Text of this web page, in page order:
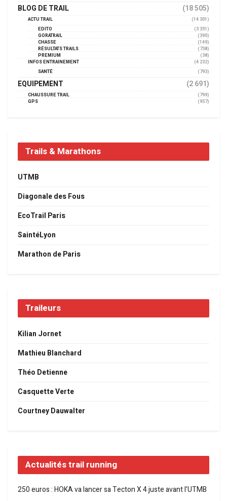
BLOG DE TRAIL (18 505)
ACTU TRAIL
(14 301)
EDITO
(3 351)
GORATRAIL
(390)
CHASSE
(149)
RÉSULTATS TRAILS
(738)
PREMIUM
(38)
INFOS ENTRAINEMENT
(4 232)
SANTÉ
(793)
EQUIPEMENT (2 691)
CHAUSSURE TRAIL
(799)
GPS
(957)
Trails & Marathons
UTMB
Diagonale des Fous
EcoTrail Paris
SaintéLyon
Marathon de Paris
Traileurs
Kilian Jornet
Mathieu Blanchard
Théo Detienne
Casquette Verte
Courtney Dauwalter
Actualités trail running
250 euros : HOKA va lancer sa Tecton X 4 juste avant l’UTMB